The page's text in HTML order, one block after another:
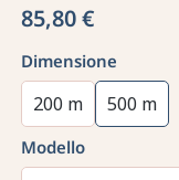
85,80 €
Dimensione
200 m 500 m
Modello